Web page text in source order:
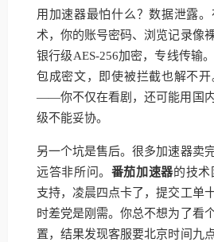
用加速器最怕什么？数据泄露
术，你的账号密码、浏览记录像裸
银行级AES-256加密，专线传输
包成密文，即使被拦截也解不
——你不仅在看剧，还可能用国
级不能妥协。
另一个坑是售后。很多加速器卖
远答非所问。 番茄加速器的技术
支持，凌晨四点卡了，提交工单
时差党是刚需。你总不想为了看
置，结果发现客服要北京时间九